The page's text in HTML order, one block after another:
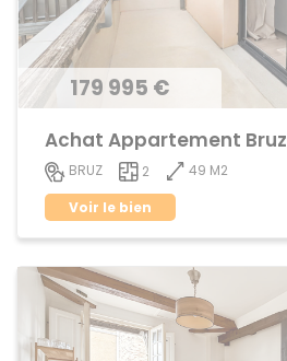
179 995 €
Achat Appartement Bruz
BRUZ 2
49 M2
Voir le bien